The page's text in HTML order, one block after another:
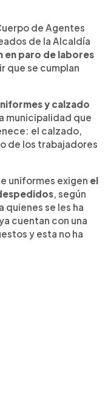
de Agentes
de la Alcaldía
en paro de labores
que se cumplan
y calzado
municipalidad que
el calzado,
de los trabajadores
uniformes exigen el
, según
quienes se les ha
cuentan con una
y esta no ha